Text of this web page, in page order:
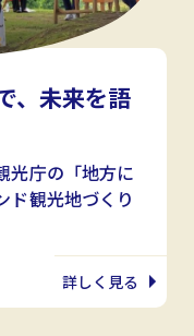
、未来を語
光庁の「地方に
ド観光地づくり
詳しく見る